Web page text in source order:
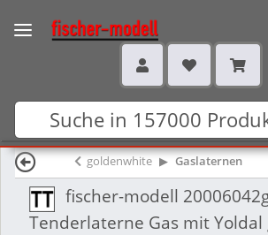
goldenwhite Gaslaternen
fischer-modell
Tenderlaterne Gas mit